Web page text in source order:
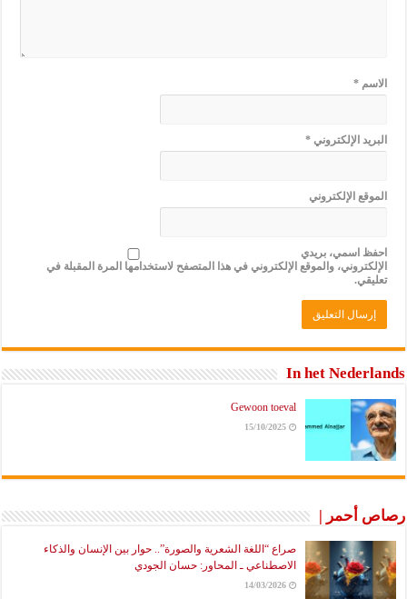
الاسم*
البريد الإلكتروني*
الموقع الإلكتروني
احفظ اسمي، بريدي
الإلكتروني، والموقع الإلكتروني في هذا المتصفح لاستخدامها المرة المقبلة في
تعليقي.
In het Nederlands
Gewoon toeval
15/10/2025
رصاص أحمر |
صراع “اللغة الشعرية والصورة”.. حوار بين الإنسان والذكاء
الاصطناعي ـ المحاور: حسان الجودي
14/03/2026